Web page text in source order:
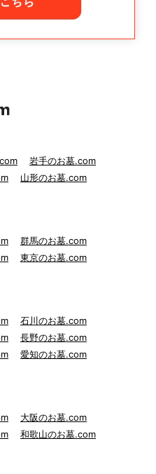
岩手のお墓.com
山形のお墓.com
群馬のお墓.com
東京のお墓.com
石川のお墓.com
長野のお墓.com
愛知のお墓.com
大阪のお墓.com
和歌山のお墓.com